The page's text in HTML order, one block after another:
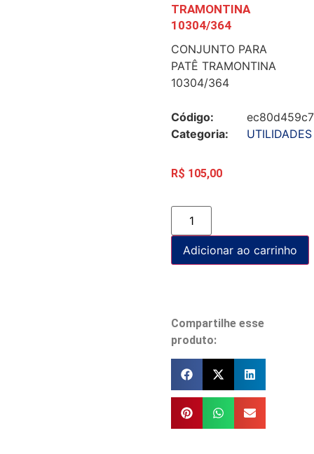
TRAMONTINA
10304/364
CONJUNTO PARA
PATÊ TRAMONTINA
10304/364
Código:
Categoria:
UTILIDADES
R$ 105,00
Adicionar ao carrinho
Compartilhe esse
produto: